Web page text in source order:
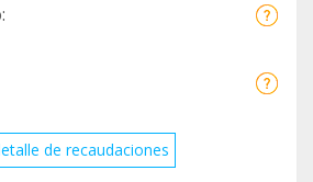
de recaudaciones